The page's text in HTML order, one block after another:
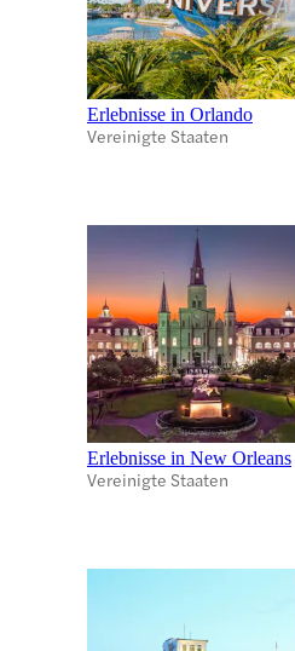
Erlebnisse in Orlando
Vereinigte Staaten
Erlebnisse in New Orleans
Vereinigte Staaten